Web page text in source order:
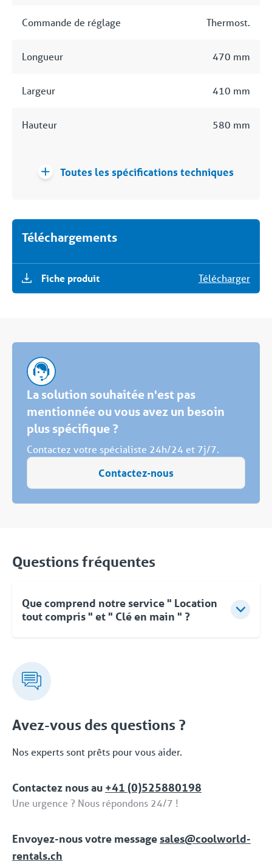
Téléchargements
Fiche produit Télécharger
Commande de réglage Thermost.
Longueur 470 mm
Largeur 410 mm
Hauteur 580 mm
Toutes les spécifications techniques
La solution souhaitée n'est pas
mentionnée ou vous avez un besoin
plus spécifique ?
Contactez votre spécialiste 24h/24 et 7j/7.
Contactez-nous
Questions fréquentes
Que comprend notre service " Location
tout compris " et " Clé en main " ?
fourniture d'équipements. Vous pouvez compter sur
des conseils d'experts, une approche flexible et une
livraison clé en main rapide et orientée vers les
solutions. Même après la mise en service, vous
pouvez faire appel à Coolworld à tout moment.
Avec notre propre service d'assistance 24/7/365,
nous vous proposons une solution fiable. Cet
ensemble complet de services et de solutions
compris / Full Service'.
Avez-vous des questions ?
Nos experts sont prêts pour vous aider.
Contactez nous au +41 (0)525880198
Une urgence ? Nous répondons 24/7 !
Envoyez-nous votre message sales@coolworld-
rentals.ch